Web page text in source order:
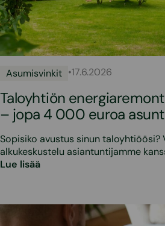
Asumisvinkit •17.6.2026
Taloyhtiön
– jopa 4 000 euroa
Sopisiko avustus sinun taloyhtiöösi?
alkukeskustelu asiantuntijamme
Lue lisää